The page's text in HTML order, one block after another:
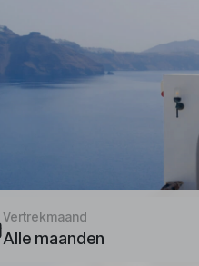
Vertrekmaand
Alle maanden